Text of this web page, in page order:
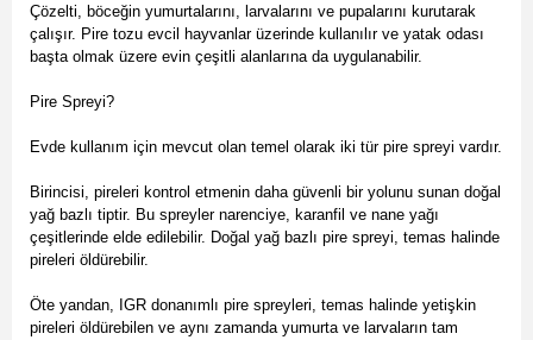
Çözelti, böceğin yumurtalarını, larvalarını ve pupalarını kurutarak
çalışır. Pire tozu evcil hayvanlar üzerinde kullanılır ve yatak odası
başta olmak üzere evin çeşitli alanlarına da uygulanabilir.
Pire Spreyi?
Evde kullanım için mevcut olan temel olarak iki tür pire spreyi vardır.
Birincisi, pireleri kontrol etmenin daha güvenli bir yolunu sunan doğal
yağ bazlı tiptir. Bu spreyler narenciye, karanfil ve nane yağı
çeşitlerinde elde edilebilir. Doğal yağ bazlı pire spreyi, temas halinde
pireleri öldürebilir.
Öte yandan, IGR donanımlı pire spreyleri, temas halinde yetişkin
pireleri öldürebilen ve aynı zamanda yumurta ve larvaların tam